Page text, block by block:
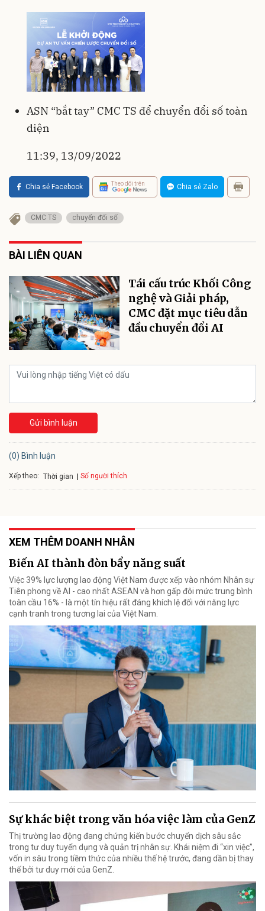
ASN “bắt tay” CMC TS để chuyển đổi số toàn
diện
11:39, 13/09/2022
Chia sẻ Facebook Theo dõi trên Chia sẻ Zalo
CMC TS chuyển đổi số
BÀI LIÊN QUAN
Tái cấu trúc Khối Công
nghệ và Giải pháp,
CMC đặt mục tiêu dẫn
đầu chuyển đổi AI
Gửi bình luận
(0) Bình luận
Xếp theo: Thời gian Số người thích
XEM THÊM DOANH NHÂN
Biến AI thành đòn bẩy năng suất
Việc 39% lực lượng lao động Việt Nam được xếp vào nhóm Nhân sự
Tiên phong về AI - cao nhất ASEAN và hơn gấp đôi mức trung bình
toàn cầu 16% - là một tín hiệu rất đáng khích lệ đối với năng lực
cạnh tranh trong tương lai của Việt Nam.
Sự khác biệt trong văn hóa việc làm của GenZ
Thị trường lao động đang chứng kiến bước chuyển dịch sâu sắc
trong tư duy tuyển dụng và quản trị nhân sự. Khái niệm đi “xin việc”,
vốn in sâu trong tiềm thức của nhiều thế hệ trước, đang dần bị thay
thế bởi tư duy mới của GenZ.